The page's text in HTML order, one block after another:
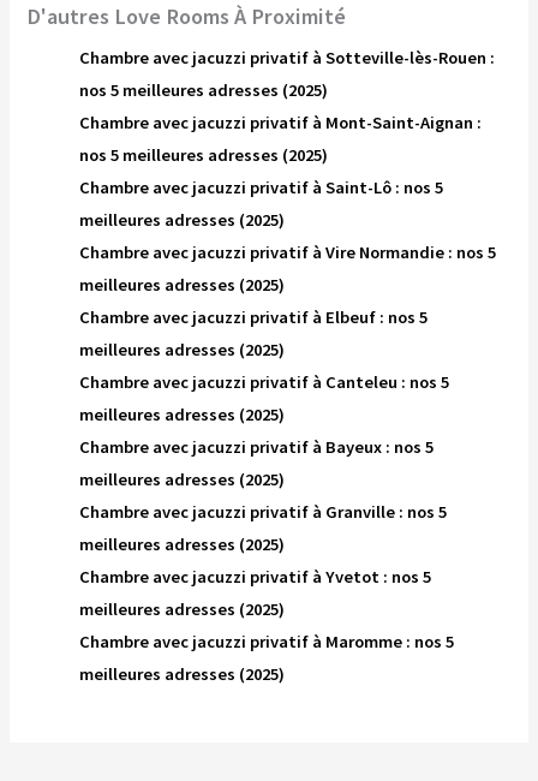
D'autres Love Rooms À Proximité
Chambre avec jacuzzi privatif à Sotteville-lès-Rouen :
nos 5 meilleures adresses (2025)
Chambre avec jacuzzi privatif à Mont-Saint-Aignan :
nos 5 meilleures adresses (2025)
Chambre avec jacuzzi privatif à Saint-Lô : nos 5
meilleures adresses (2025)
Chambre avec jacuzzi privatif à Vire Normandie : nos 5
meilleures adresses (2025)
Chambre avec jacuzzi privatif à Elbeuf : nos 5
meilleures adresses (2025)
Chambre avec jacuzzi privatif à Canteleu : nos 5
meilleures adresses (2025)
Chambre avec jacuzzi privatif à Bayeux : nos 5
meilleures adresses (2025)
Chambre avec jacuzzi privatif à Granville : nos 5
meilleures adresses (2025)
Chambre avec jacuzzi privatif à Yvetot : nos 5
meilleures adresses (2025)
Chambre avec jacuzzi privatif à Maromme : nos 5
meilleures adresses (2025)